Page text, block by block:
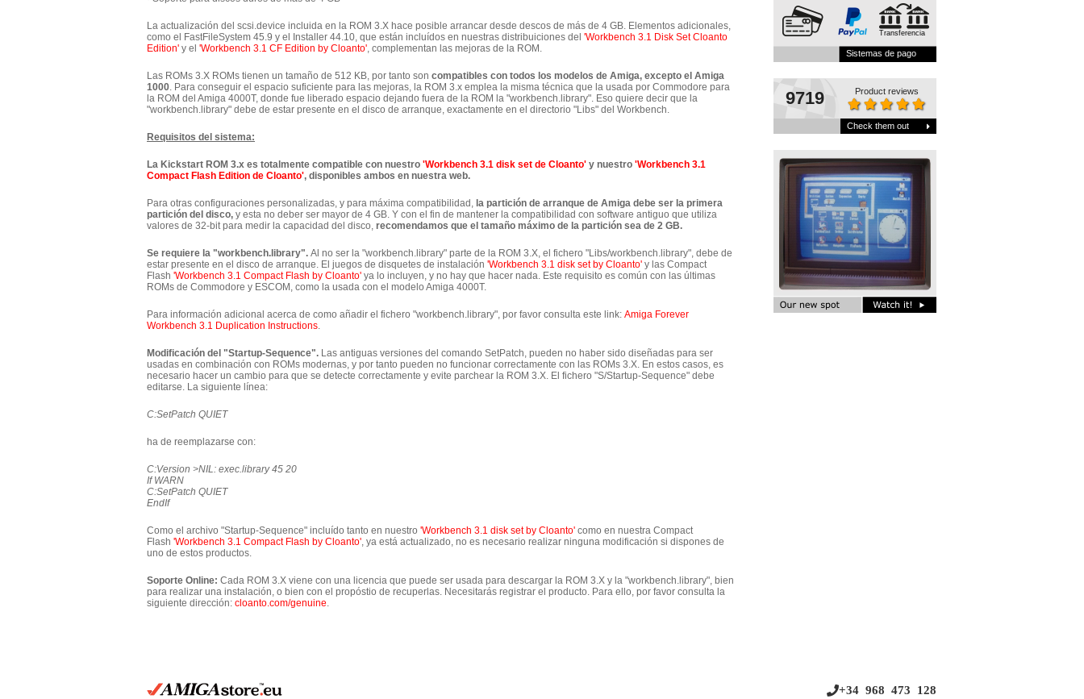
La actualización del scsi.device incluida en la ROM 3.X hace posible arrancar desde descos de más de 4 GB. Elementos adicionales,
como el FastFileSystem 45.9 y el Installer 44.10, que están incluídos en nuestras distribuiciones del 'Workbench 3.1 Disk Set Cloanto
Edition' y el 'Workbench 3.1 CF Edition by Cloanto', complementan las mejoras de la ROM.
Las ROMs 3.X ROMs tienen un tamaño de 512 KB, por tanto son compatibles con todos los modelos de Amiga, excepto el Amiga
1000. Para conseguir el espacio suficiente para las mejoras, la ROM 3.x emplea la misma técnica que la usada por Commodore para
la ROM del Amiga 4000T, donde fue liberado espacio dejando fuera de la ROM la "workbench.library". Eso quiere decir que la
"workbench.library" debe de estar presente en el disco de arranque, exactamente en el directorio "Libs" del Workbench.
Requisitos del sistema:
La Kickstart ROM 3.x es totalmente compatible con nuestro 'Workbench 3.1 disk set de Cloanto' y nuestro 'Workbench 3.1
Compact Flash Edition de Cloanto', disponibles ambos en nuestra web.
Para otras configuraciones personalizadas, y para máxima compatibilidad, la partición de arranque de Amiga debe ser la primera
partición del disco, y esta no deber ser mayor de 4 GB. Y con el fin de mantener la compatibilidad con software antiguo que utiliza
valores de 32-bit para medir la capacidad del disco, recomendamos que el tamaño máximo de la partición sea de 2 GB.
Se requiere la "workbench.library". Al no ser la "workbench.library" parte de la ROM 3.X, el fichero "Libs/workbench.library", debe de
estar presente en el disco de arranque. El juegos de disquetes de instalación 'Workbench 3.1 disk set by Cloanto' y las Compact
Flash 'Workbench 3.1 Compact Flash by Cloanto' ya lo incluyen, y no hay que hacer nada. Este requisito es común con las últimas
ROMs de Commodore y ESCOM, como la usada con el modelo Amiga 4000T.
Para información adicional acerca de como añadir el fichero "workbench.library", por favor consulta este link: Amiga Forever
Workbench 3.1 Duplication Instructions.
Modificación del "Startup-Sequence". Las antiguas versiones del comando SetPatch, pueden no haber sido diseñadas para ser
usadas en combinación con ROMs modernas, y por tanto pueden no funcionar correctamente con las ROMs 3.X. En estos casos, es
necesario hacer un cambio para que se detecte correctamente y evite parchear la ROM 3.X. El fichero "S/Startup-Sequence" debe
editarse. La siguiente línea:
C:SetPatch QUIET
ha de reemplazarse con:
C:Version >NIL: exec.library 45 20
If WARN
C:SetPatch QUIET
EndIf
Como el archivo "Startup-Sequence" incluído tanto en nuestro 'Workbench 3.1 disk set by Cloanto' como en nuestra Compact
Flash 'Workbench 3.1 Compact Flash by Cloanto', ya está actualizado, no es necesario realizar ninguna modificación si dispones de
uno de estos productos.
Soporte Online: Cada ROM 3.X viene con una licencia que puede ser usada para descargar la ROM 3.X y la "workbench.library", bien
para realizar una instalación, o bien con el propóstio de recuperlas. Necesitarás registrar el producto. Para ello, por favor consulta la
siguiente dirección: cloanto.com/genuine.
Transferencia
Sistemas de pago
9719 Product reviews
Check them out
+34 968 473 128